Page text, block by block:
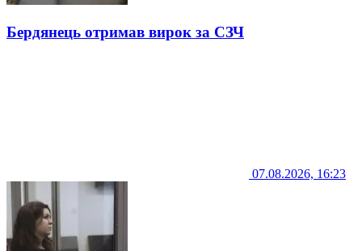
Бердянець отримав вирок за СЗЧ
07.08.2026, 16:23